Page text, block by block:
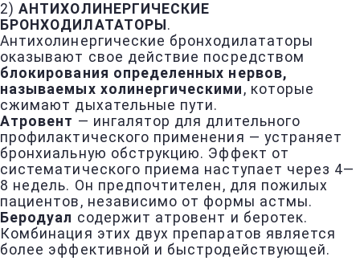
2)АНТИХОЛИНЕРГИЧЕСКИЕ
БРОНХОДИЛАТАТОРЫ .
Антихолинергические бронходилататоры
оказывают свое действие посредством
блокирования определенных нервов,
называемых холинергическими , которые
сжимают дыхательные пути.
Атровент — ингалятор для длительного
профилактического применения — устраняет
бронхиальную обструкцию. Эффект от
систематического приема наступает через 4—
8 недель. Он предпочтителен, для пожилых
пациентов, независимо от формы астмы.
Беродуал содержит атровент и беротек.
Комбинация этих двух препаратов является
более эффективной и быстродействующей.